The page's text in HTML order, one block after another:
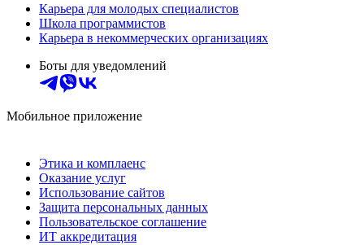
Карьера для молодых специалистов
Школа программистов
Карьера в некоммерческих организациях
Боты для уведомлений
Мобильное приложение
Этика и комплаенс
Оказание услуг
Использование сайтов
Защита персональных данных
Пользовательское соглашение
ИТ аккредитация